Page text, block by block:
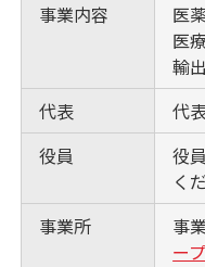
事業内容
医
医
輸
代表
代
役員
役
く
事業所
事
ー